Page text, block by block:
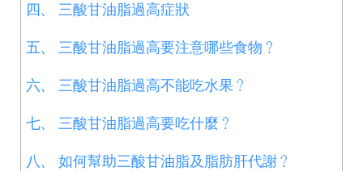
四、 三酸甘油脂過高症狀
五、 三酸甘油脂過高要注意哪些食物？
六、 三酸甘油脂過高不能吃水果？
七、 三酸甘油脂過高要吃什麼？
八、 如何幫助三酸甘油脂及脂肪肝代謝？